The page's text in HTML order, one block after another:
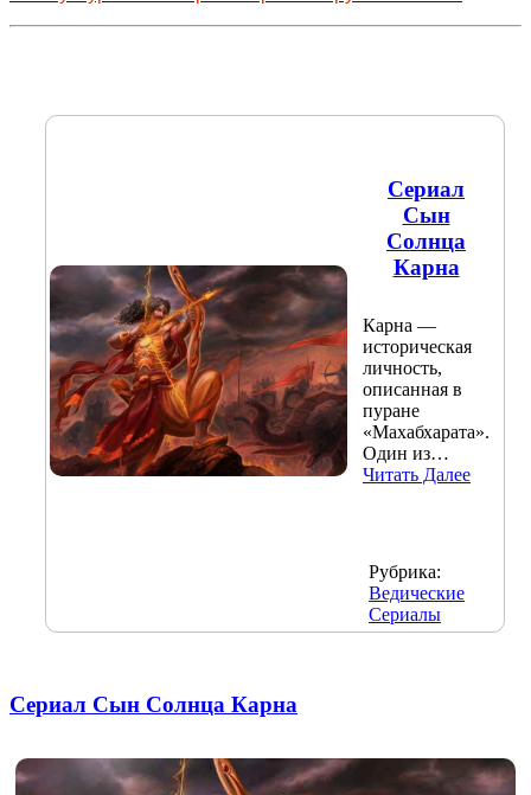
Сериал
Сын
Солнца
Карна
Карна —
историческая
личность,
описанная в
пуране
«Махабхарата».
Один из…
Читать Далее
Рубрика:
Ведические
Сериалы
Сериал Сын Солнца Карна